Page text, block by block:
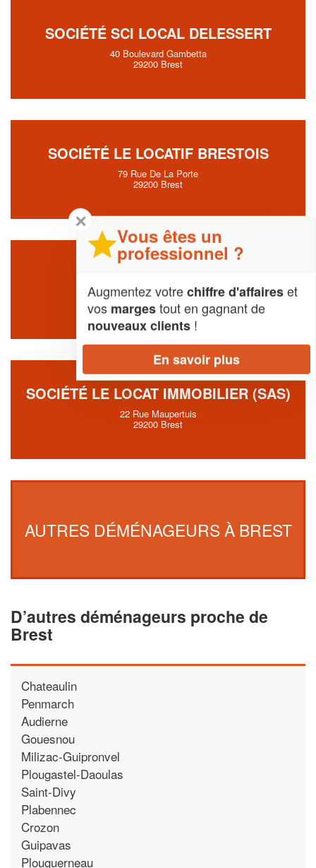
SOCIÉTÉ SCI LOCAL DELESSERT
40 Boulevard Gambetta
29200 Brest
SOCIÉTÉ LE LOCATIF BRESTOIS
79 Rue De La Porte
29200 Brest
4 Place De La Liberte
29200 Brest
SOCIÉTÉ LE LOCAT IMMOBILIER (SAS)
22 Rue Maupertuis
29200 Brest
AUTRES DÉMÉNAGEURS À BREST
D’autres déménageurs proche de
Brest
Chateaulin
Penmarch
Audierne
Gouesnou
Milizac-Guipronvel
Plougastel-Daoulas
Saint-Divy
Plabennec
Crozon
Guipavas
Plouguerneau
✕
Vous êtes un
professionnel ?
Augmentez votrechiffre d'affaireset
vos margestout en gagnant de
nouveaux clients !
En savoir plus